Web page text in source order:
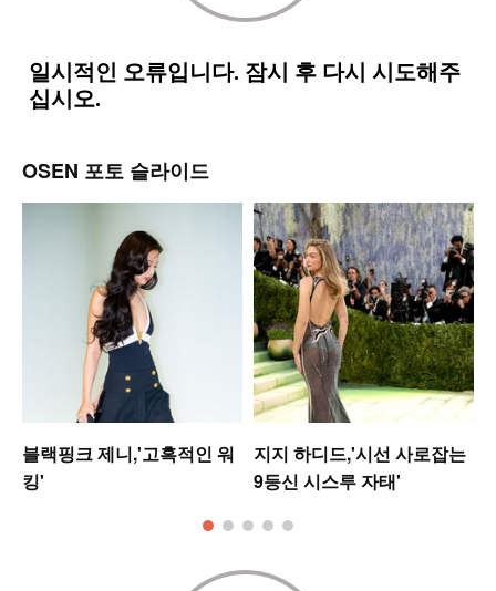
OSEN 포토 슬라이드
블랙핑크 제니,'고혹적인 워
킹'
지지 하디드,'시선 사로잡는
9등신 시스루 자태'